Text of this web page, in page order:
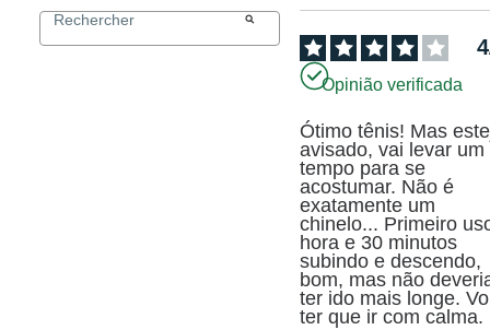
4
Opinião verificada
Ótimo tênis! Mas
avisado, vai levar um
tempo para se
acostumar. Não é
exatamente um
chinelo... Primeiro
hora e 30 minutos
subindo e descendo,
bom, mas não
ter ido mais longe.
ter que ir com calma.